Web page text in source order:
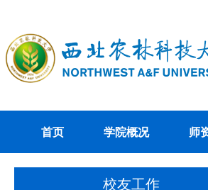
首页 学院概况 师
校友工作